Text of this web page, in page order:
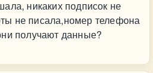
никаких подписок не
не писала,номер телефона
получают данные?